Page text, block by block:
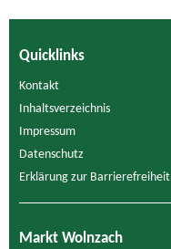
Quicklinks
Kontakt
Inhaltsverzeichnis
Impressum
Datenschutz
Erklärung zur Barrierefreiheit
Markt Wolnzach